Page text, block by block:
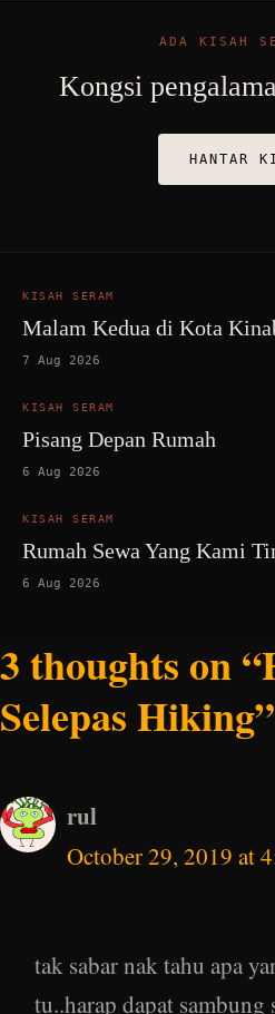
ADA KISAH
Kongsi
HANTAR
KISAH SERAM
Malam Kedua di Kota
7 Aug 2026
KISAH SERAM
Pisang Depan Rumah
6 Aug 2026
KISAH SERAM
Rumah Sewa Yang Kami
6 Aug 2026
3 thoughts on
Selepas Hiking”
rul
October 29, 2019 at
tak sabar nak tahu apa
tu..harap dapat sambung